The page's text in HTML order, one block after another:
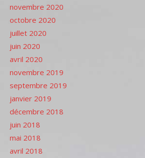
novembre 2020
octobre 2020
juillet 2020
juin 2020
avril 2020
novembre 2019
septembre 2019
janvier 2019
décembre 2018
juin 2018
mai 2018
avril 2018